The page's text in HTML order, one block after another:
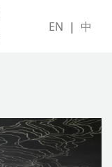
EN | 中